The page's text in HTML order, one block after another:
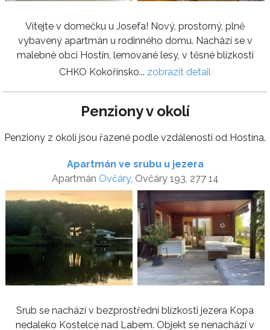
Vítejte v domečku u Josefa! Nový, prostorný, plně
vybavený apartmán u rodinného domu. Nachází se v
malebné obci Hostín, lemované lesy, v těsné blízkosti
CHKO Kokořínsko... zobrazit detail
Penziony v okolí
Penziony z okolí jsou řazené podle vzdálenosti od Hostína.
Apartmán ve srubu u jezera
Apartmán Ovčáry, Ovčáry 193, 277 14
Srub se nachází v bezprostřední blízkosti jezera Kopa
nedaleko Kostelce nad Labem. Objekt se nenachází v